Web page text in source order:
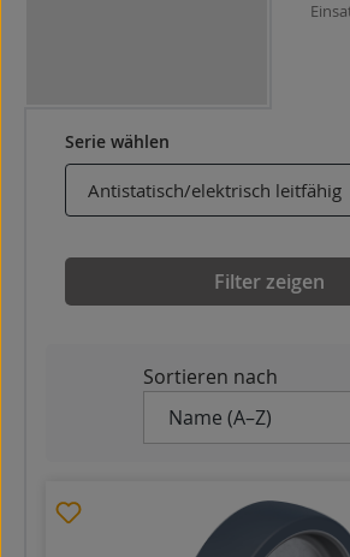
Serie wählen
Filter zeigen
Sortieren nach